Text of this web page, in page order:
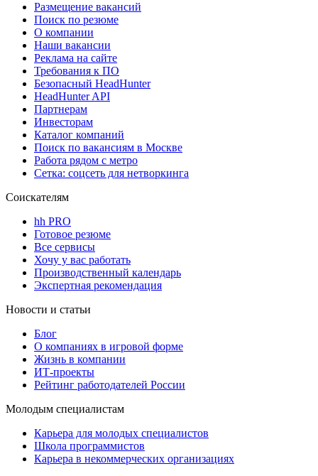
Размещение вакансий
Поиск по резюме
О компании
Наши вакансии
Реклама на сайте
Требования к ПО
Безопасный HeadHunter
HeadHunter API
Партнерам
Инвесторам
Каталог компаний
Поиск по вакансиям в Москве
Работа рядом с метро
Сетка: соцсеть для нетворкинга
Соискателям
hh PRO
Готовое резюме
Все сервисы
Хочу у вас работать
Производственный календарь
Экспертная рекомендация
Новости и статьи
Блог
О компаниях в игровой форме
Жизнь в компании
ИТ-проекты
Рейтинг работодателей России
Молодым специалистам
Карьера для молодых специалистов
Школа программистов
Карьера в некоммерческих организациях